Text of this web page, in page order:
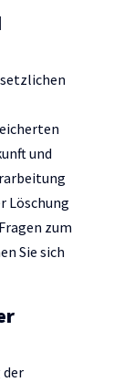
und
Löschung
zum
Sie sich
der